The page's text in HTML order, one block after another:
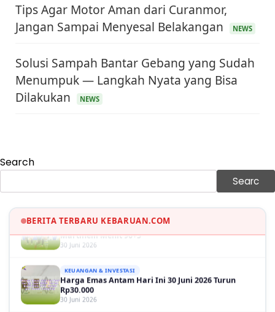
Tips Agar Motor Aman dari Curanmor,
Jangan Sampai Menyesal Belakangan
NEWS
Solusi Sampah Bantar Gebang yang Sudah
Menumpuk — Langkah Nyata yang Bisa
Dilakukan
NEWS
Search
Searc
BERITA TERBARU KEBARUAN.COM
KEUANGAN & INVESTASI
Harga Minyak Dunia Hari Ini Naik, WTI dan Brent
30 Juni 2026
30 Juni 2026
KEUANGAN & INVESTASI
Rp30.000
30 Juni 2026
KESEHATAN